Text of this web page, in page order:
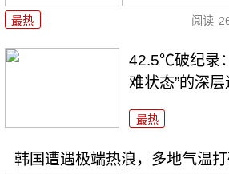
最热 阅读
42.5℃破纪录
难状态”的深
最热
韩国遭遇极端热浪，多地气温